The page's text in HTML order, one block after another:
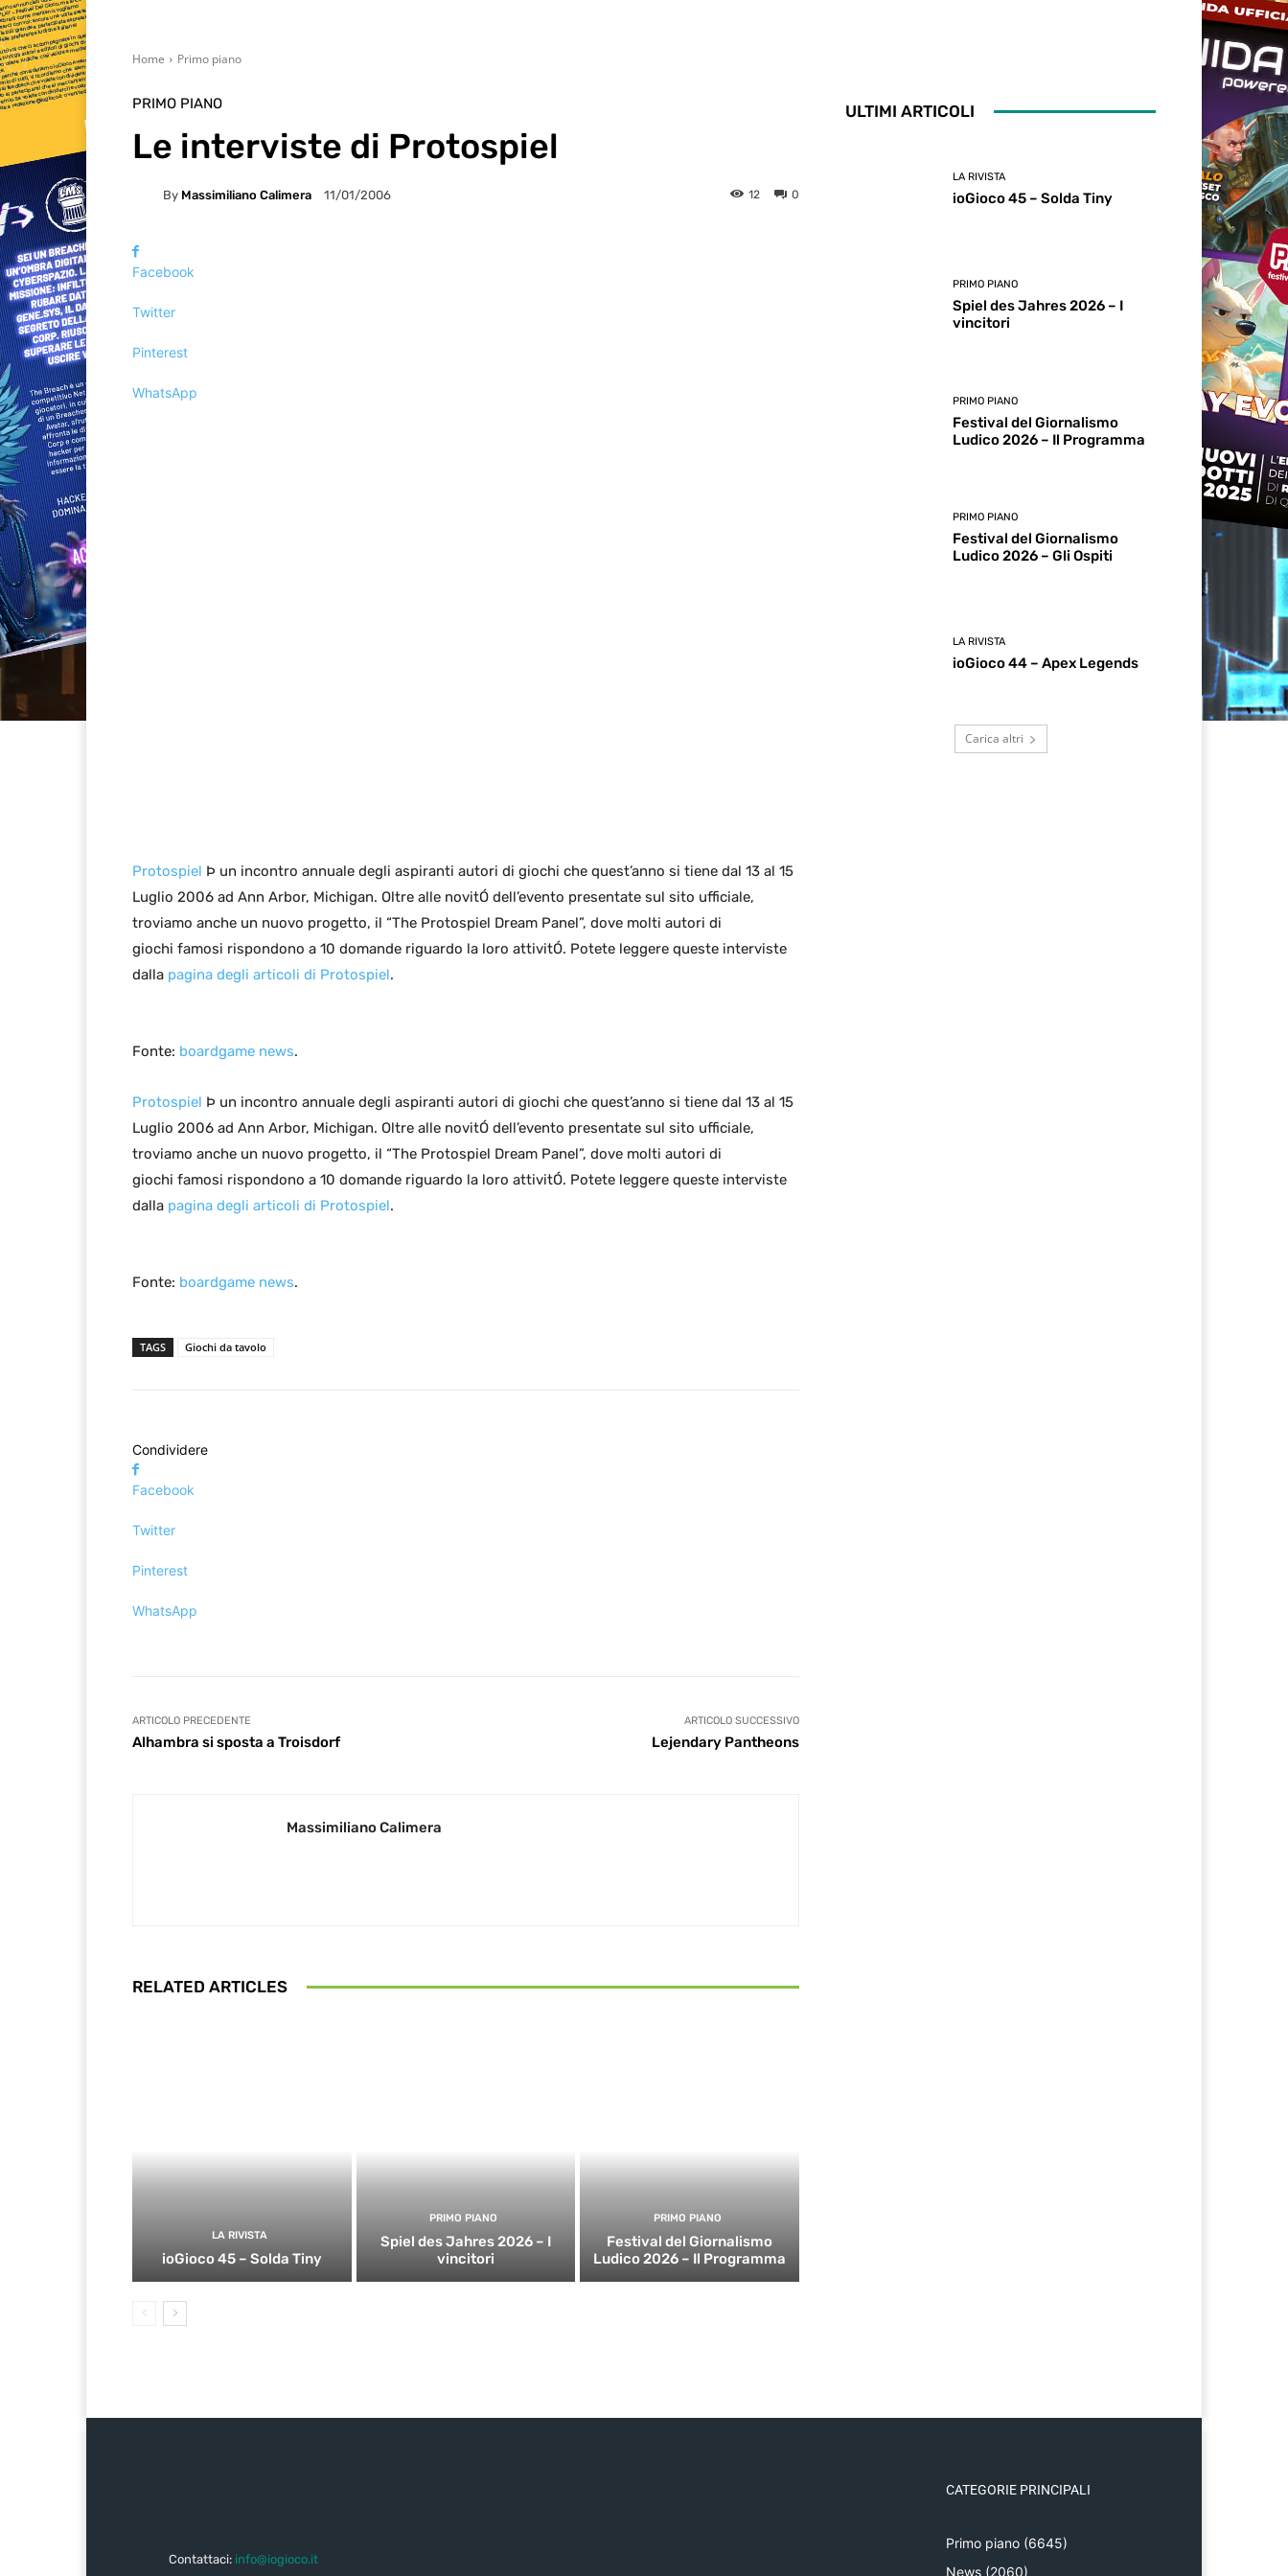
Home Primo piano
PRIMO PIANO
Le interviste di Protospiel
By Massimiliano Calimera 11/01/2006 0
12
Facebook
Twitter
Pinterest
WhatsApp
Protospiel Þ un incontro annuale degli aspiranti autori di giochi che quest’anno si tiene dal 13 al 15
Luglio 2006 ad Ann Arbor, Michigan. Oltre alle novitÓ dell’evento presentate sul sito ufficiale,
troviamo anche un nuovo progetto, il “The Protospiel Dream Panel”, dove molti autori di
giochi famosi rispondono a 10 domande riguardo la loro attivitÓ. Potete leggere queste interviste
dalla pagina degli articoli di Protospiel.
Fonte: boardgame news.
Protospiel Þ un incontro annuale degli aspiranti autori di giochi che quest’anno si tiene dal 13 al 15
Luglio 2006 ad Ann Arbor, Michigan. Oltre alle novitÓ dell’evento presentate sul sito ufficiale,
troviamo anche un nuovo progetto, il “The Protospiel Dream Panel”, dove molti autori di
giochi famosi rispondono a 10 domande riguardo la loro attivitÓ. Potete leggere queste interviste
dalla pagina degli articoli di Protospiel.
Fonte: boardgame news.
TAGS Giochi da tavolo
Condividere
Facebook
Twitter
Pinterest
WhatsApp
ARTICOLO PRECEDENTE
Alhambra si sposta a Troisdorf
ARTICOLO SUCCESSIVO
Lejendary Pantheons
Massimiliano Calimera
RELATED ARTICLES
LA RIVISTA
ioGioco 45 – Solda Tiny
PRIMO PIANO
Spiel des Jahres 2026 – I
vincitori
PRIMO PIANO
Festival del Giornalismo
Ludico 2026 – Il Programma
ULTIMI ARTICOLI
LA RIVISTA
ioGioco 45 – Solda Tiny
PRIMO PIANO
Spiel des Jahres 2026 – I
vincitori
PRIMO PIANO
Festival del Giornalismo
Ludico 2026 – Il Programma
PRIMO PIANO
Festival del Giornalismo
Ludico 2026 – Gli Ospiti
LA RIVISTA
ioGioco 44 – Apex Legends
Carica altri
Contattaci: info@iogioco.it
CATEGORIE PRINCIPALI
Primo piano (6645)
News (2060)